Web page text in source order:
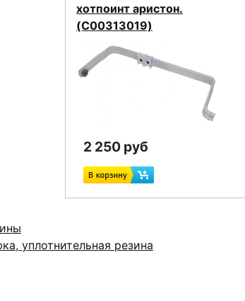
хотпоинт аристон.
(C00313019)
2 250 руб
уплотнительная резина